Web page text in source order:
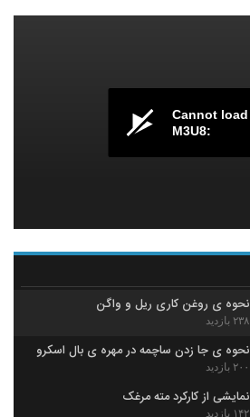
Cannot load
M3U8:
نحوه ی روغن کاری ریل و واگن
۲۳۸ بازدید
نحوه ی جا زدن ساچمه در مهره ی بال اسکرو
۲۰۰ بازدید
نمایشی از کارکرد مته مرغک
۱۴۲ بازدید